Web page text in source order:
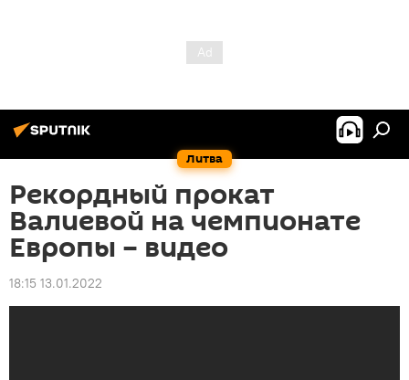
Литва
Рекордный прокат
Валиевой на чемпионате
Европы – видео
18:15 13.01.2022